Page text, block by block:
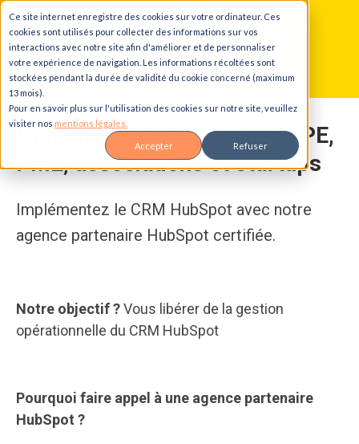
Ce site internet enregistre des cookies sur votre ordinateur. Ces
cookies sont utilisés pour collecter des informations sur vos
interactions avec notre site afin d'améliorer et de personnaliser
votre expérience de navigation. Les informations récoltées sont
stockées pendant la durée de validité du cookie concerné (maximum
13 mois).
Pour en savoir plus sur l'utilisation des cookies sur notre site, veuillez
visiter nos mentions légales.
Accepter Refuser
L’intégrateur HubSpot des TPE,
PME, associations et startups
Implémentez le CRM HubSpot avec notre
agence partenaire HubSpot certifiée.
Notre objectif ?Vous libérer de la gestion
opérationnelle du CRM HubSpot
Pourquoi faire appel à une agence partenaire
HubSpot ?